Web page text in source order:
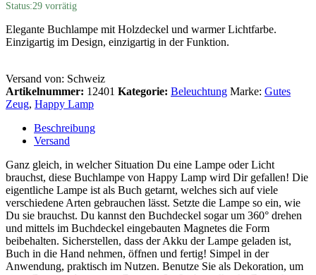
Status:29 vorrätig
Elegante Buchlampe mit Holzdeckel und warmer Lichtfarbe.
Einzigartig im Design, einzigartig in der Funktion.
Versand von: Schweiz
Artikelnummer: 12401 Kategorie: Beleuchtung Marke: Gutes
Zeug, Happy Lamp
Beschreibung
Versand
Ganz gleich, in welcher Situation Du eine Lampe oder Licht
brauchst, diese Buchlampe von Happy Lamp wird Dir gefallen! Die
eigentliche Lampe ist als Buch getarnt, welches sich auf viele
verschiedene Arten gebrauchen lässt. Setzte die Lampe so ein, wie
Du sie brauchst. Du kannst den Buchdeckel sogar um 360° drehen
und mittels im Buchdeckel eingebauten Magnetes die Form
beibehalten. Sicherstellen, dass der Akku der Lampe geladen ist,
Buch in die Hand nehmen, öffnen und fertig! Simpel in der
Anwendung, praktisch im Nutzen. Benutze Sie als Dekoration, um